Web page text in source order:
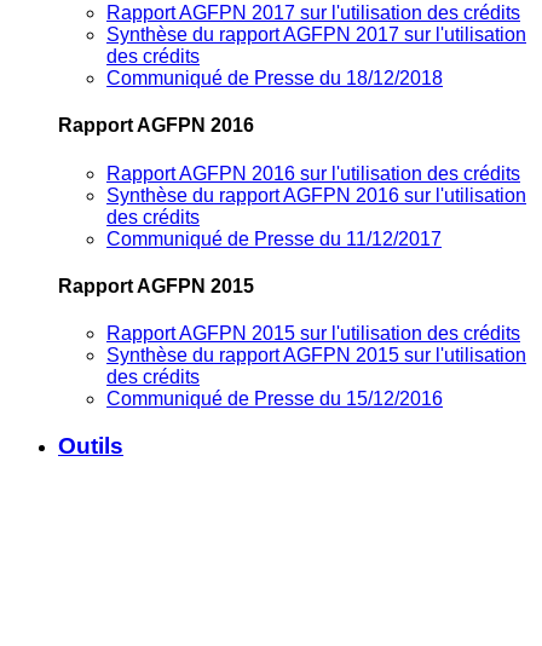
Rapport AGFPN 2017 sur l'utilisation des crédits
Synthèse du rapport AGFPN 2017 sur l'utilisation
des crédits
Communiqué de Presse du 18/12/2018
Rapport AGFPN 2016
Rapport AGFPN 2016 sur l'utilisation des crédits
Synthèse du rapport AGFPN 2016 sur l'utilisation
des crédits
Communiqué de Presse du 11/12/2017
Rapport AGFPN 2015
Rapport AGFPN 2015 sur l'utilisation des crédits
Synthèse du rapport AGFPN 2015 sur l'utilisation
des crédits
Communiqué de Presse du 15/12/2016
Outils